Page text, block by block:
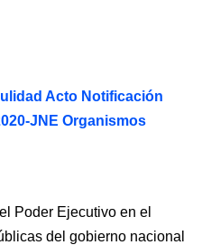
Acto Notificación
JNE Organismos
Poder Ejecutivo en el
del gobierno nacional